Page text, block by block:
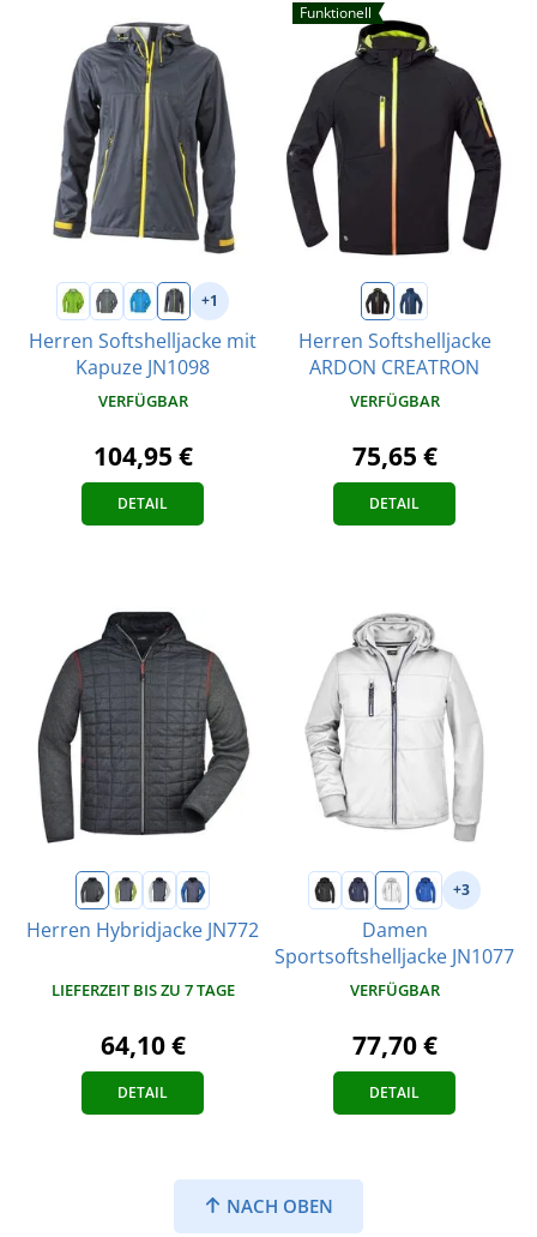
+1
Herren Softshelljacke mit
Kapuze JN1098
VERFÜGBAR
104,95 €
DETAIL
Funktionell
Herren Softshelljacke
ARDON CREATRON
VERFÜGBAR
75,65 €
DETAIL
Herren Hybridjacke JN772
LIEFERZEIT BIS ZU 7 TAGE
64,10 €
DETAIL
+3
Damen
Sportsoftshelljacke JN1077
VERFÜGBAR
77,70 €
DETAIL
NACH OBEN